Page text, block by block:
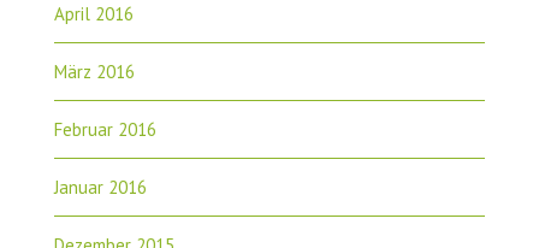
April 2016
März 2016
Februar 2016
Januar 2016